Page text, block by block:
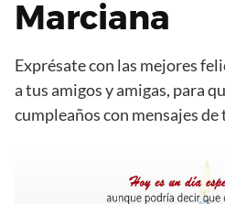
Marciana
Exprésate con las mejores
a tus amigos y amigas, para
cumpleaños con mensajes